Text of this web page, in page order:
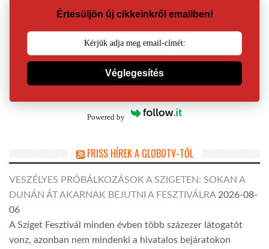
Értesüljön új cikkeinkről emailben!
Véglegesítés
Powered by
FRISS HÍREK A GLOBOTV-TŐL
VESZÉLYES PRÓBÁLKOZÁSOK A SZIGETEN: SOKAN A
DUNÁN ÁT AKARNAK BEJUTNI A FESZTIVÁLRA 2026-08-
06
A Sziget Fesztivál minden évben több százezer látogatót
vonz, azonban nem mindenki a hivatalos bejáratokon